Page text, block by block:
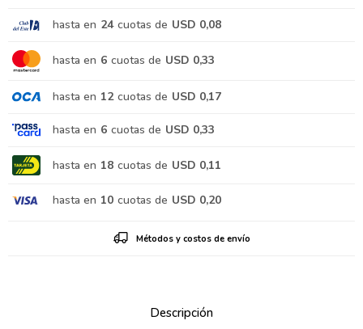
hasta en 24 cuotas de USD 0,08
hasta en 6 cuotas de USD 0,33
hasta en 12 cuotas de USD 0,17
hasta en 6 cuotas de USD 0,33
hasta en 18 cuotas de USD 0,11
hasta en 10 cuotas de USD 0,20
Métodos y costos de envío
Descripción